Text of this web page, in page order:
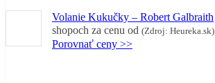
Volanie Kukučky – Robert Galbraith
shopoch za cenu od (Zdroj: Heureka.sk)
Porovnať ceny >>